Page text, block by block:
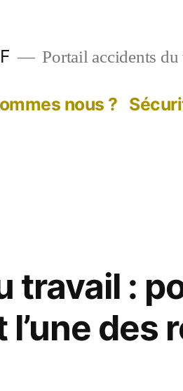
Portail accidents
nous ?
travail :
des